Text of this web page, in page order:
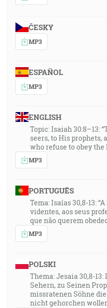
ČESKY
MP3
ESPAÑOL
MP3
ENGLISH
Topic: Isaiah 30:8–13:
seers, to His prophets,
who refuse to obey the
MP3
PORTUGUÊS
Tema: Isaías 30,8-13:
videntes, aos seus
que não querem
MP3
POLSKI
Thema: Jesaia 30,8-
Sehern, zu Seinen
missratenen Söhne
nicht gehorchen